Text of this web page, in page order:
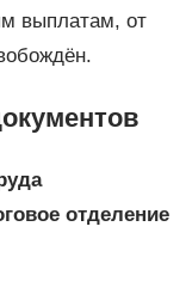
выплатам, от
отделение